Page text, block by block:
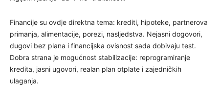
Financije su ovdje direktna tema: krediti, hipoteke, partnerova
primanja, alimentacije, porezi, nasljedstva. Nejasni dogovori,
dugovi bez plana i financijska ovisnost sada dobivaju test.
Dobra strana je mogućnost stabilizacije: reprogramiranje
kredita, jasni ugovori, realan plan otplate i zajedničkih
ulaganja.